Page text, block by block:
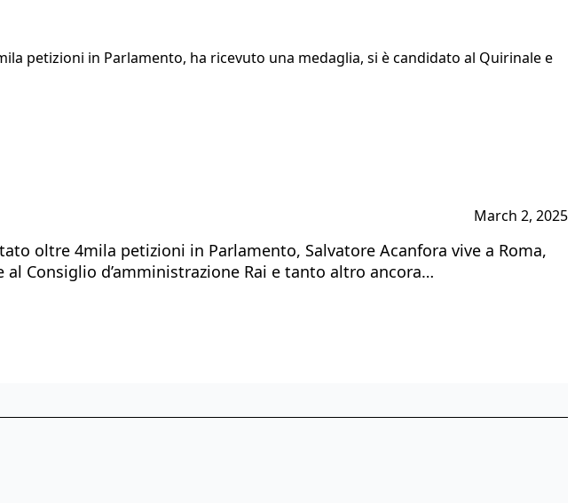
petizioni in Parlamento, ha ricevuto una medaglia, si è candidato al Quirinale e
March 2, 2025
oltre 4mila petizioni in Parlamento, Salvatore Acanfora vive a Roma,
Consiglio d’amministrazione Rai e tanto altro ancora…